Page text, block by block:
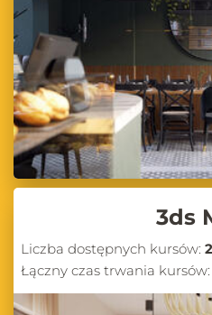
3ds
Liczba dostępnych kursów:
Łączny czas trwania kursów: